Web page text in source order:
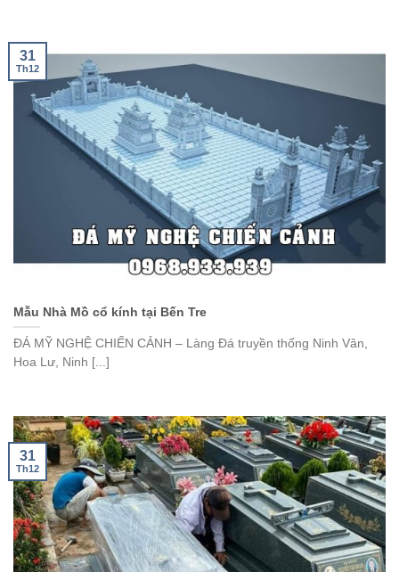
Mẫu Nhà Mồ cổ kính tại Bến Tre
ĐÁ MỸ NGHỆ CHIẾN CẢNH – Làng Đá truyền thống Ninh Vân,
Hoa Lư, Ninh [...]
31
Th12
31
Th12